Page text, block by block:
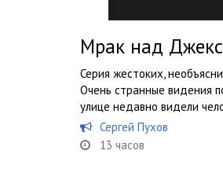
Мрак над
Серия жестоких,
Очень странные видения
улице недавно видели
Сергей Пухов
13 часов